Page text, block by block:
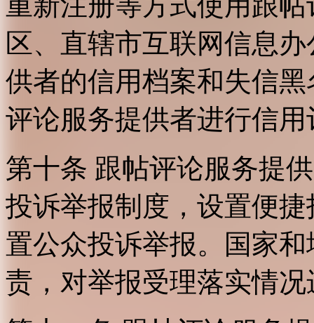
区、直辖市互联网信息
供者的信用档案和失信
评论服务提供者进行信用
第十条 跟帖评论服务提
投诉举报制度，设置便
置公众投诉举报。国家
责，对举报受理落实情